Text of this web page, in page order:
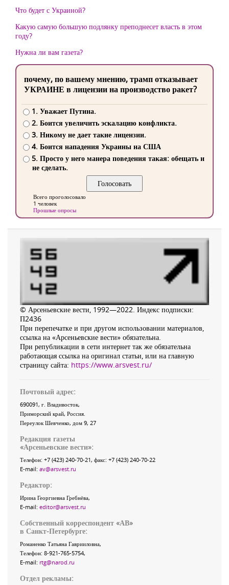
Что будет с Украиной?
Какую самую большую подлянку преподнесет власть в этом
году?
Нужна ли вам газета?
почему, по вашему мнению, трамп отказывает
УКРАИНЕ в лицензии на производство ракет?
1. Уважает Путина.
2. Боится увеличить эскалацию конфликта.
3. Никому не дает такие лицензии.
4. Боится нападения Украины на США
5. Просто у него манера поведения такая: обещать и
не сделать.
Всего проголосовало
1 человек
Прошлые опросы
© Арсеньевские вести, 1992—2022. Индекс подписки:
П2436
При перепечатке и при другом использовании материалов,
ссылка на «Арсеньевские вести» обязательна.
При републикации в сети интернет так же обязательна
работающая ссылка на оригинал статьи, или на главную
страницу сайта: https://www.arsvest.ru/
Почтовый адрес:
690091, г. Владивосток,
Приморский край, Россия
Переулок Шевченко, дом 9, 27
Редакция газеты
«Арсеньевские вести»:
Телефон: +7 (423) 240-70-21, факс: +7 (423) 240-70-22
E-mail: av@arsvest.ru
Редактор:
Ирина Георгиевна Гребнёва,
E-mail: editor@arsvest.ru
Собственный корреспондент «АВ»
в Санкт-Петербурге:
Романенко Татьяна Гаврииловна,
Телефон: 8-921-765-5754,
E-mail: rtg@narod.ru
Отдел рекламы: